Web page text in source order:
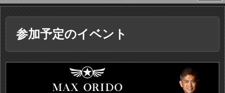
参加予定のイベント